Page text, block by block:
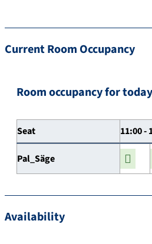
Current Room Occupancy
Room occupancy for today
Seat 11:00 -
Pal_Säge
Availability